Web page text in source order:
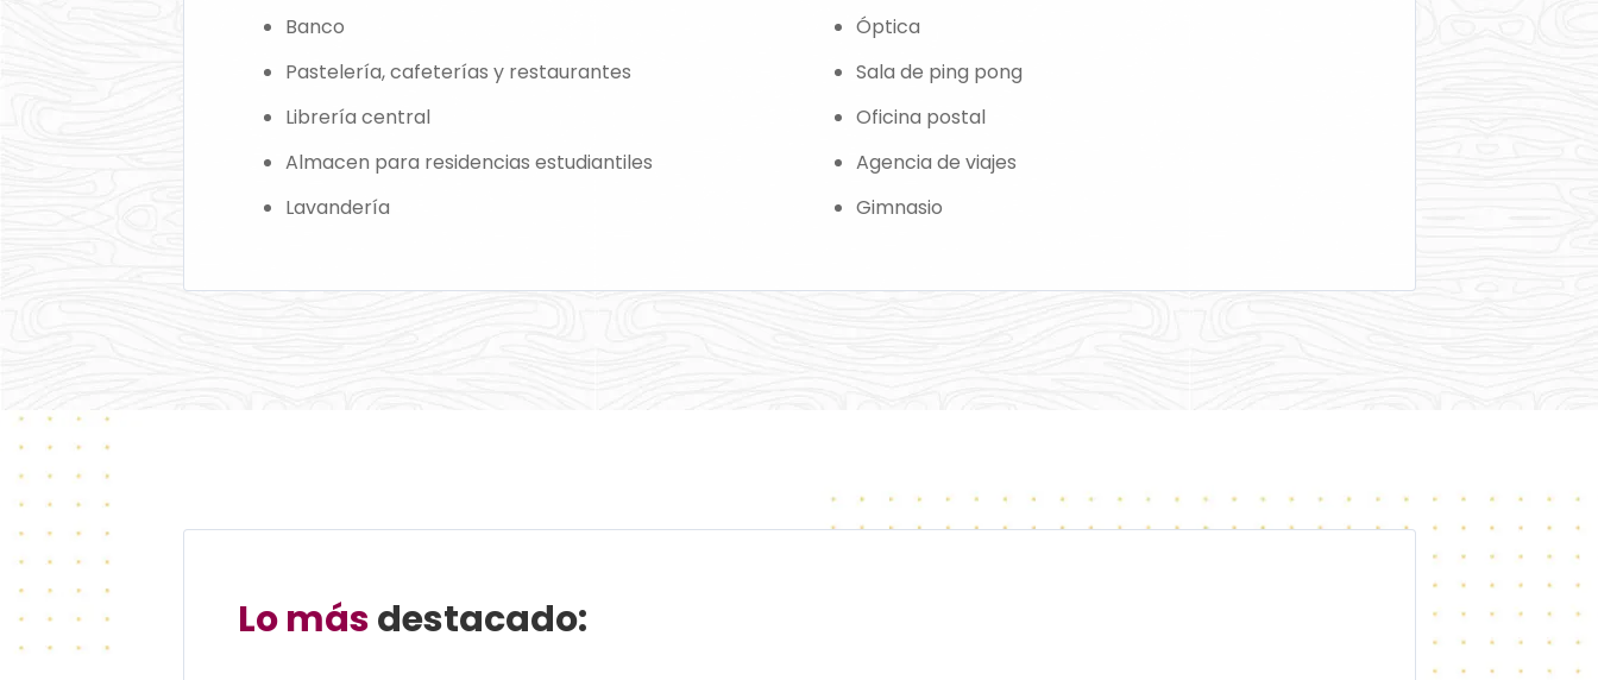
Banco
Pastelería, cafeterías y restaurantes
Librería central
Almacen para residencias estudiantiles
Lavandería
Óptica
Sala de ping pong
Oficina postal
Agencia de viajes
Gimnasio
Lo másdestacado: